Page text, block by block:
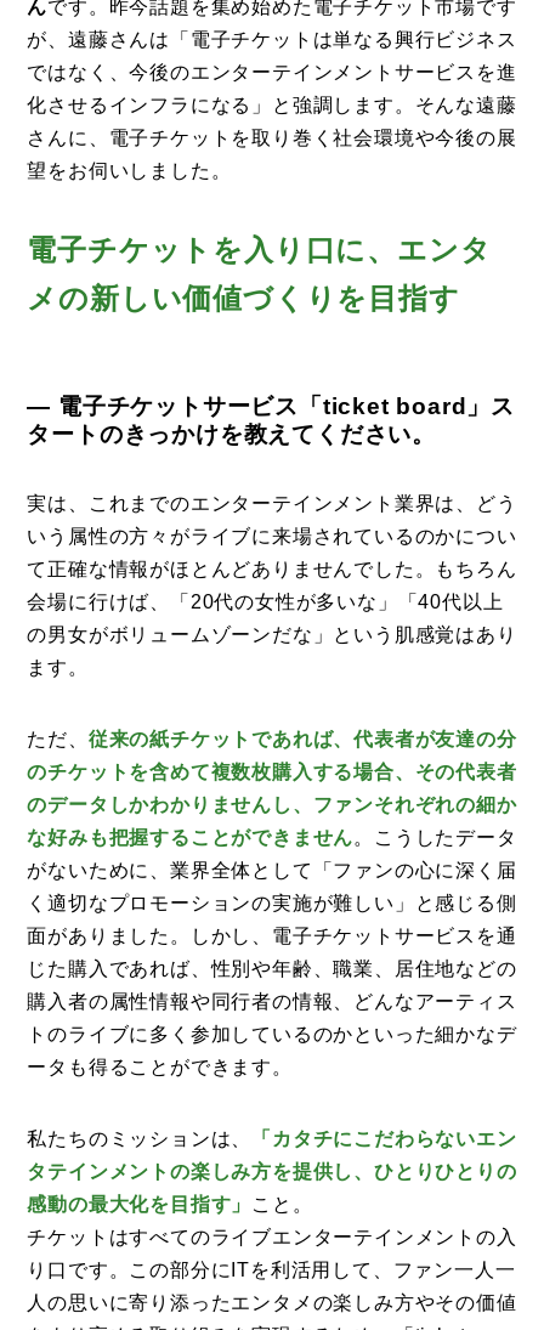
コラム
特集
事例
Photos
運営会社
登録
お問い合わせ
んです。昨今話題を集め始めた電子チケット市場です
が、遠藤さんは「電子チケットは単なる興行ビジネス
ではなく、今後のエンターテインメントサービスを進
化させるインフラになる」と強調します。そんな遠藤
さんに、電子チケットを取り巻く社会環境や今後の展
望をお伺いしました。
電子チケットを入り口に、エンタ
メの新しい価値づくりを目指す
— 電子チケットサービス「ticket board」ス
タートのきっかけを教えてください。
実は、これまでのエンターテインメント業界は、どう
いう属性の方々がライブに来場されているのかについ
て正確な情報がほとんどありませんでした。もちろん
会場に行けば、「20代の女性が多いな」「40代以上
の男女がボリュームゾーンだな」という肌感覚はあり
ます。
ただ、 従来の紙チケットであれば、代表者が友達の分
のチケットを含めて複数枚購入する場合、その代表者
のデータしかわかりませんし、ファンそれぞれの細か
な好みも把握することができません。こうしたデータ
がないために、業界全体として「ファンの心に深く届
く適切なプロモーションの実施が難しい」と感じる側
面がありました。しかし、電子チケットサービスを通
じた購入であれば、性別や年齢、職業、居住地などの
購入者の属性情報や同行者の情報、どんなアーティス
トのライブに多く参加しているのかといった細かなデ
ータも得ることができます。
私たちのミッションは、
「カタチにこだわらないエン
タテインメントの楽しみ方を提供し、ひとりひとりの
感動の最大化を目指す」
こと。
チケットはすべてのライブエンターテインメントの入
り口です。この部分にITを利活用して、ファン一人一
人の思いに寄り添ったエンタメの楽しみ方やその価値